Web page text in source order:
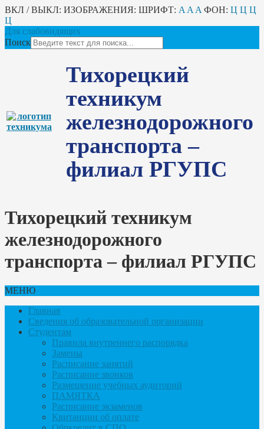
ВКЛ / ВЫКЛ: ИЗОБРАЖЕНИЯ: ШРИФТ: A A A ФОН: Ц Ц Ц
Ц
Для слабовидящих
Поиск
Тихорецкий
техникум
железнодорожного
транспорта –
филиал РГУПС
Тихорецкий техникум
железнодорожного
транспорта – филиал РГУПС
МЕНЮ
Главная
Сведения об образовательной организации
Студентам
Правила внутреннего распорядка
Замены
Расписание занятий
Расписание звонков
Размещение учебных аудиторий
ПАМЯТКА
Расписание экзаменов
Квитанции об оплате